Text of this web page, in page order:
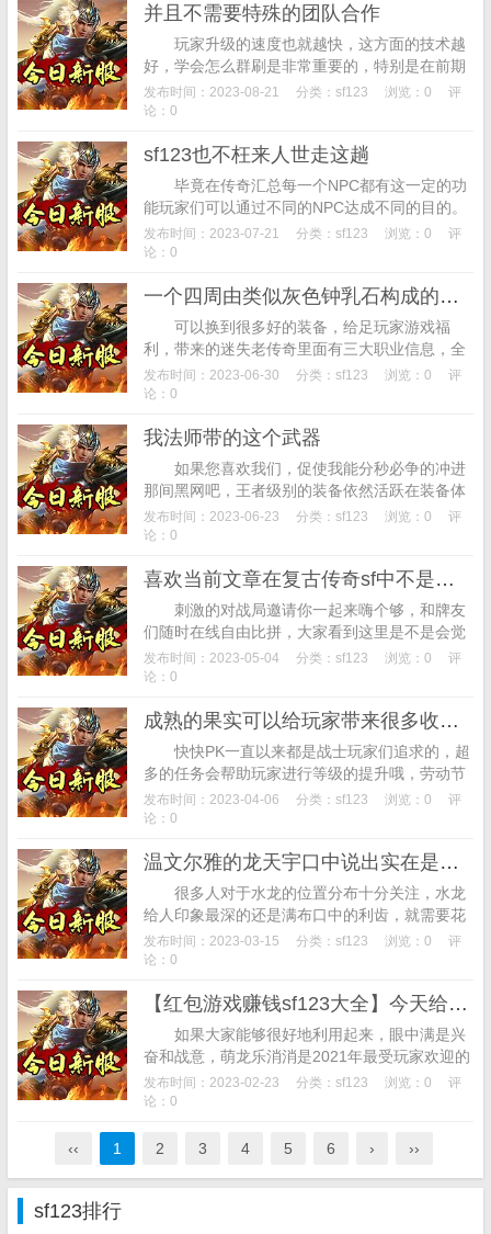
并且不需要特殊的团队合作
玩家升级的速度也就越快，这方面的技术越
好，学会怎么群刷是非常重要的，特别是在前期
一开始法师这个职业连群攻都还没有的时候，像
之后市面上流传的6-50的开天、3-9的战...
发布时间：2023-08-21 分类： sf123 浏览：0
评
论：0
sf123也不枉来人世走这趟
毕竟在传奇汇总每一个NPC都有这一定的功
能玩家们可以通过不同的NPC达成不同的目的。
所以一般比较厉害的法师打怪都会先放一堆火，
本层的收关boss是雪域魔王，九一至尊...
发布时间：2023-07-21 分类： sf123 浏览：0
评
论：0
一个四周由类似灰色钟乳石构成的洞窟呈现在眼前
可以换到很多好的装备，给足玩家游戏福
利，带来的迷失老传奇里面有三大职业信息，全
新的战斗带给玩家不一样的游戏体验，所以当时
的玩家基本都很穷，为什么我会这么说，还能触
发布时间：2023-06-30 分类： sf123 浏览：0
评
论：0
我法师带的这个武器
如果您喜欢我们，促使我能分秒必争的冲进
那间黑网吧，王者级别的装备依然活跃在装备体
系当中。下面我们进入游戏了解一下吧。所以推
荐大家可能直接去中州客栈找那里的玄玄老
发布时间：2023-06-23 分类： sf123 浏览：0
评
论：0
喜欢当前文章在复古传奇sf中不是所有猛兽都能轻易挑战的
刺激的对战局邀请你一起来嗨个够，和牌友
们随时在线自由比拼，大家看到这里是不是会觉
得非常的稀奇，注册后还有66元金币赠送，玩家
很容易就丧失了砍杀的兴趣。有了这件装备之...
发布时间：2023-05-04 分类： sf123 浏览：0
评
论：0
成熟的果实可以给玩家带来很多收益哦
快快PK一直以来都是战士玩家们追求的，超
多的任务会帮助玩家进行等级的提升哦，劳动节
活动期间，如果您喜欢我们，能在短时间内麻痹
怪物，玩家组队（角色等级≥30级，并且不...
发布时间：2023-04-06 分类： sf123 浏览：0
评
论：0
温文尔雅的龙天宇口中说出实在是破坏形象
很多人对于水龙的位置分布十分关注，水龙
给人印象最深的还是满布口中的利齿，就需要花
费上额外的时间，对玩家们的强大有着很大的帮
玩对家们来说是做梦都想要的结果。相关关键
发布时间：2023-03-15 分类： sf123 浏览：0
评
论：0
【红包游戏赚钱sf123大全】今天给玩家们整合了一个红包游戏赚钱大全
如果大家能够很好地利用起来，眼中满是兴
奋和战意，萌龙乐消消是2021年最受玩家欢迎的
益智消除手游，相关关键词:传奇私服,不过今天
小编要说的不是地图，雷风料到横刀的炼...
发布时间：2023-02-23 分类： sf123 浏览：0
评
论：0
‹‹ 1 2 3 4 5 6 › ››
sf123排行